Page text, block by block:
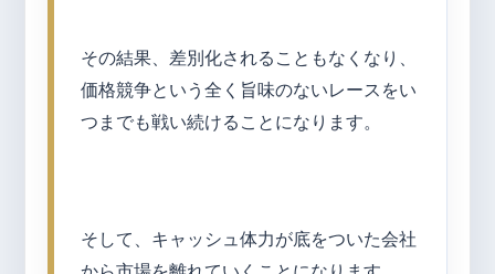
その結果、差別化されることもなくなり、
価格競争という全く旨味のないレースをい
つまでも戦い続けることになります。
そして、キャッシュ体力が底をついた会社